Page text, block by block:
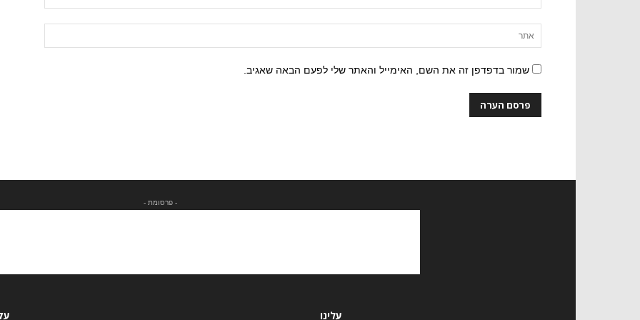
שמור בדפדפן זה את השם, האימייל והאתר שלי לפעם הבאה שאגיב.
- פרסומת -
עלינו